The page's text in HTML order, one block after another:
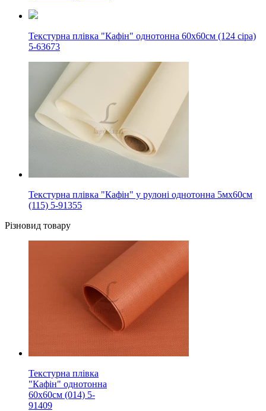
Текстурна плівка "Кафін" однотонна 60х60см (124 сіра)
5-63673
Текстурна плівка "Кафін" у рулоні однотонна 5мх60см
(115) 5-91355
Різновид товару
Текстурна плівка
"Кафін" однотонна
60х60см (014) 5-
91409